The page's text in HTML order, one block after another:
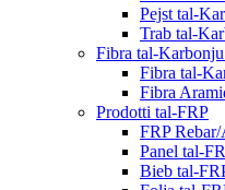
Pejst tal-
Trab tal-
Fibra tal-
Fibra tal-
Fibra
Prodotti tal-FRP
FRP
Panel tal-
Bieb tal-